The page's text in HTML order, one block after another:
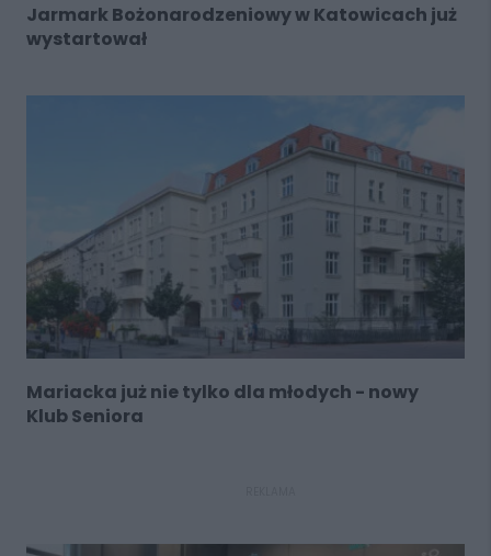
Jarmark Bożonarodzeniowy w Katowicach już
wystartował
Mariacka już nie tylko dla młodych - nowy
Klub Seniora